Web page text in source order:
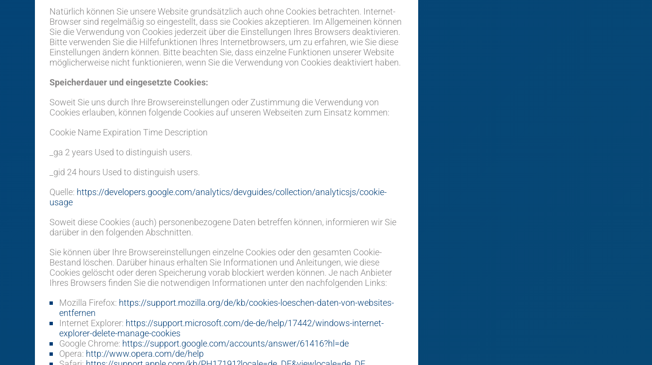
Natürlich können Sie unsere Website grundsätzlich auch ohne Cookies betrachten. Internet-
Browser sind regelmäßig so eingestellt, dass sie Cookies akzeptieren. Im Allgemeinen können
Sie die Verwendung von Cookies jederzeit über die Einstellungen Ihres Browsers deaktivieren.
Bitte verwenden Sie die Hilfefunktionen Ihres Internetbrowsers, um zu erfahren, wie Sie diese
Einstellungen ändern können. Bitte beachten Sie, dass einzelne Funktionen unserer Website
möglicherweise nicht funktionieren, wenn Sie die Verwendung von Cookies deaktiviert haben.
Speicherdauer und eingesetzte Cookies:
Soweit Sie uns durch Ihre Browsereinstellungen oder Zustimmung die Verwendung von
Cookies erlauben, können folgende Cookies auf unseren Webseiten zum Einsatz kommen:
Cookie Name Expiration Time Description
_ga 2 years Used to distinguish users.
_gid 24 hours Used to distinguish users.
Quelle: https://developers.google.com/analytics/devguides/collection/analyticsjs/cookie-
usage
Soweit diese Cookies (auch) personenbezogene Daten betreffen können, informieren wir Sie
darüber in den folgenden Abschnitten.
Sie können über Ihre Browsereinstellungen einzelne Cookies oder den gesamten Cookie-
Bestand löschen. Darüber hinaus erhalten Sie Informationen und Anleitungen, wie diese
Cookies gelöscht oder deren Speicherung vorab blockiert werden können. Je nach Anbieter
Ihres Browsers finden Sie die notwendigen Informationen unter den nachfolgenden Links:
Mozilla Firefox: https://support.mozilla.org/de/kb/cookies-loeschen-daten-von-websites-
entfernen
Internet Explorer: https://support.microsoft.com/de-de/help/17442/windows-internet-
explorer-delete-manage-cookies
Google Chrome: https://support.google.com/accounts/answer/61416?hl=de
Opera: http://www.opera.com/de/help